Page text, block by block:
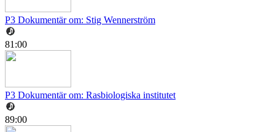
P3 Dokumentär om: Stig Wennerström
81:00
P3 Dokumentär om: Rasbiologiska institutet
89:00